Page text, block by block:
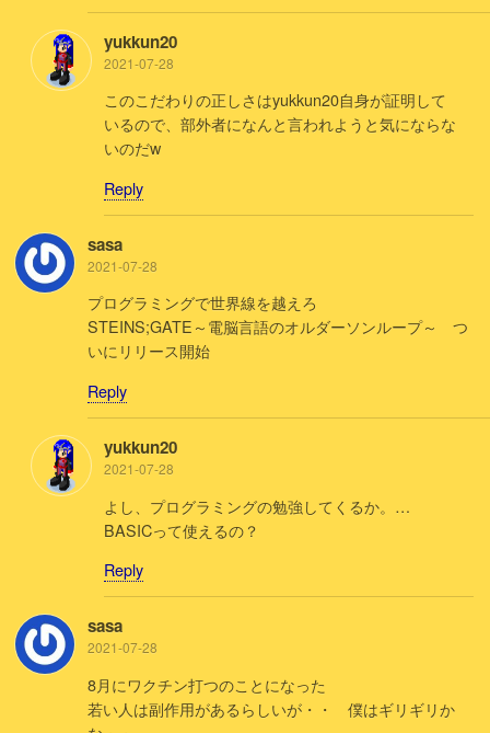
yukkun20
2021-07-28
このこだわりの正しさはyukkun20自身が証明して
いるので、部外者になんと言われようと気にならな
いのだw
Reply
sasa
2021-07-28
プログラミングで世界線を越えろ
STEINS;GATE～電脳言語のオルダーソンループ～ つ
いにリリース開始
Reply
yukkun20
2021-07-28
よし、プログラミングの勉強してくるか。…
BASICって使えるの？
Reply
sasa
2021-07-28
8月にワクチン打つのことになった
若い人は副作用があるらしいが・・ 僕はギリギリか